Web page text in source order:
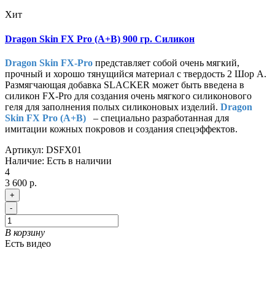
Хит
Dragon Skin FX Pro (A+B) 900 гр. Силикон
Dragon Skin FX-Pro представляет собой очень мягкий,
прочный и хорошо тянущийся материал с твердость 2 Шор А.
Размягчающая добавка SLACKER может быть введена в
силикон FX-Pro для создания очень мягкого силиконового
геля для заполнения полых силиконовых изделий. Dragon
Skin FX Pro (A+B) – специально разработанная для
имитации кожных покровов и создания спецэффектов.
Артикул: DSFX01
Наличие: Есть в наличии
4
3 600 р.
+
-
В корзину
Есть видео